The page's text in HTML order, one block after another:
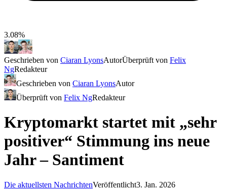
3.08%
Geschrieben von Ciaran LyonsAutorÜberprüft von Felix
NgRedakteur
Geschrieben von Ciaran LyonsAutor
Überprüft von Felix NgRedakteur
Kryptomarkt startet mit „sehr
positiver“ Stimmung ins neue
Jahr – Santiment
Die aktuellsten NachrichtenVeröffentlicht3. Jan. 2026